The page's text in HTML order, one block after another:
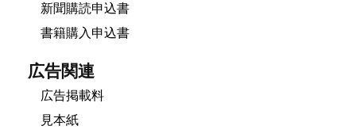
新聞購読申込書
書籍購入申込書
広告関連
広告掲載料
見本紙